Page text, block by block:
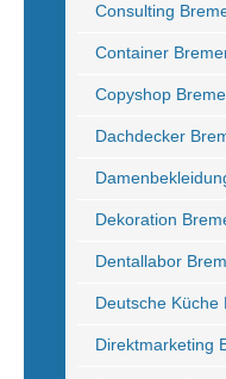
Consulting
Container
Copyshop
Dachdecker
Dekoration
Dentallabor
Deutsche Küche
Direktmarketing